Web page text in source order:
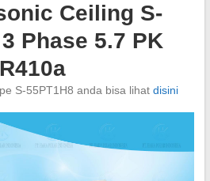
Ceiling S-
Phase 5.7 PK
R410a
S-55PT1H8 anda bisa lihat disini